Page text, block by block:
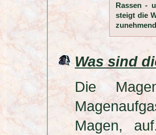
Rassen -
steigt die
Was sind
Die
Magen,